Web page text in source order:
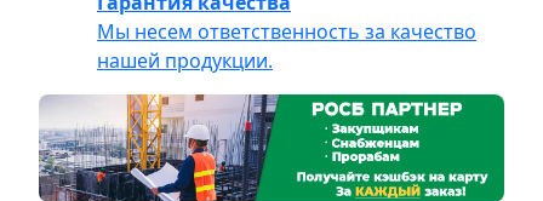
Мы несем ответственность за качество
нашей продукции.